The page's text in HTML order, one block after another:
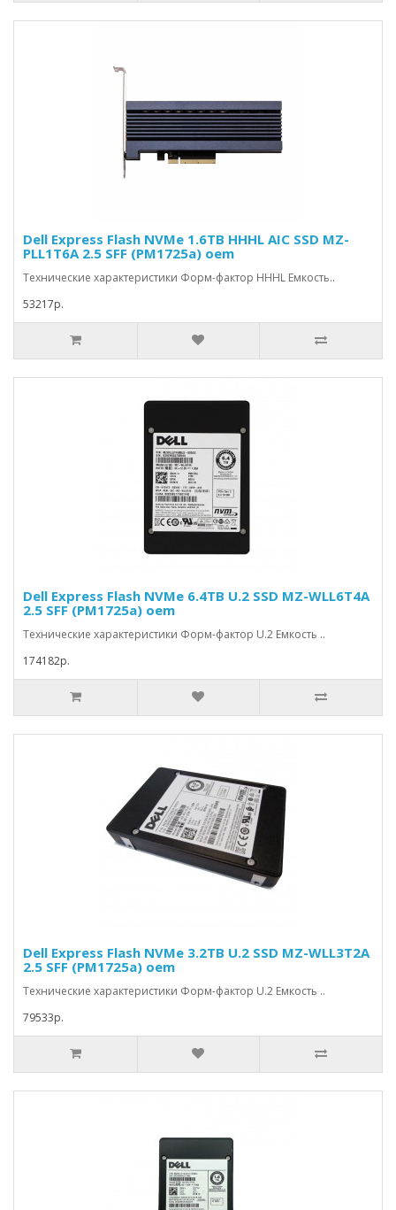
Dell Express Flash NVMe 1.6TB HHHL AIC SSD MZ-
PLL1T6A 2.5 SFF (PM1725a) oem
Технические характеристики Форм-фактор HHHL Емкость..
53217р.
Dell Express Flash NVMe 6.4TB U.2 SSD MZ-WLL6T4A
2.5 SFF (PM1725a) oem
Технические характеристики Форм-фактор U.2 Емкость ..
174182р.
Dell Express Flash NVMe 3.2TB U.2 SSD MZ-WLL3T2A
2.5 SFF (PM1725a) oem
Технические характеристики Форм-фактор U.2 Емкость ..
79533р.